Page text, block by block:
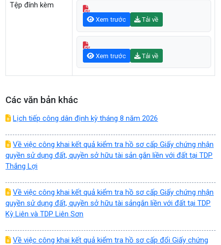
Tệp đính kèm
Xem trước Tải về
Xem trước Tải về
Các văn bản khác
Lịch tiếp công dân định kỳ tháng 8 năm 2026
Về việc công khai kết quả kiểm tra hồ sơ cấp Giấy chứng nhận
quyền sử dụng đất, quyền sở hữu tài sản gắn liền với đất tại TDP
Thắng Lợi
Về việc công khai kết quả kiểm tra hồ sơ cấp Giấy chứng nhận
quyền sử dụng đất, quyền sở hữu tài sảngắn liền với đất tại TDP
Kỳ Liên và TDP Liên Sơn
Về việc công khai kết quả kiểm tra hồ sơ cấp đổi Giấy chứng